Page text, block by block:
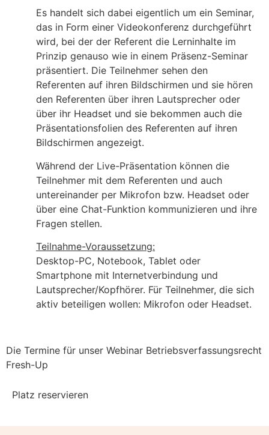
Es handelt sich dabei eigentlich um ein Seminar,
das in Form einer Videokonferenz durchgeführt
wird, bei der der Referent die Lerninhalte im
Prinzip genauso wie in einem Präsenz-Seminar
präsentiert. Die Teilnehmer sehen den
Referenten auf ihren Bildschirmen und sie hören
den Referenten über ihren Lautsprecher oder
über ihr Headset und sie bekommen auch die
Präsentationsfolien des Referenten auf ihren
Bildschirmen angezeigt.
Während der Live-Präsentation können die
Teilnehmer mit dem Referenten und auch
untereinander per Mikrofon bzw. Headset oder
über eine Chat-Funktion kommunizieren und ihre
Fragen stellen.
Teilnahme-Voraussetzung:
Desktop-PC, Notebook, Tablet oder
Smartphone mit Internetverbindung und
Lautsprecher/Kopfhörer. Für Teilnehmer, die sich
aktiv beteiligen wollen: Mikrofon oder Headset.
Die Termine für unser Webinar Betriebsverfassungsrecht
Fresh-Up
Platz reservieren